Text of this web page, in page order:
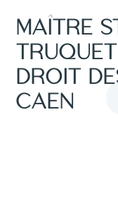
MAÎTRE
DROIT
CAEN